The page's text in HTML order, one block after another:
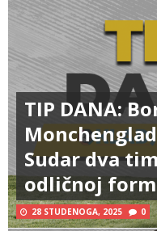
TIP DANA:
Sudar dva
odličnoj
28 STUDENOGA, 2025 0